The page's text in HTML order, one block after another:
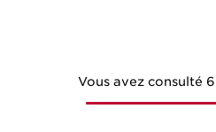
Vous avez consulté